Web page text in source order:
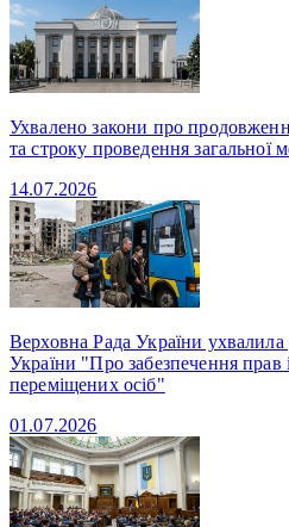
Ухвалено закони про
та строку проведення загальної
14.07.2026
Верховна Рада України ухвалила
України "Про забезпечення прав
переміщених осіб"
01.07.2026